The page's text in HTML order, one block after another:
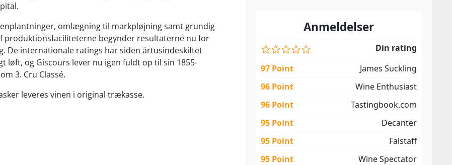
omlægning til markpløjning samt grundig
produktionsfaciliteterne begynder resultaterne nu for
De internationale ratings har siden årtusindeskiftet
løft, og Giscours lever nu igen fuldt op til sin 1855-
3. Cru Classé.
leveres vinen i original trækasse.
Anmeldelser
Din rating
97 Point
James Suckling
96 Point
Wine Enthusiast
96 Point
Tastingbook.com
95 Point
Decanter
95 Point
Falstaff
95 Point
Wine Spectator